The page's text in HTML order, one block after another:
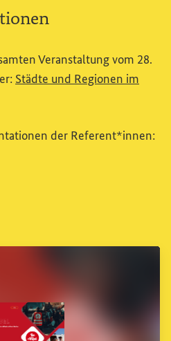
Veranstaltung vom 28.
Städte und Regionen im
der Referent*innen: